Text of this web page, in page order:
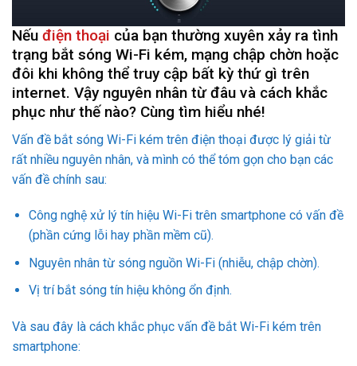
Nếu điện thoại của bạn thường xuyên xảy ra tình
trạng bắt sóng Wi-Fi kém, mạng chập chờn hoặc
đôi khi không thể truy cập bất kỳ thứ gì trên
internet. Vậy nguyên nhân từ đâu và cách khắc
phục như thế nào? Cùng tìm hiểu nhé!
Vấn đề bắt sóng Wi-Fi kém trên điện thoại được lý giải từ
rất nhiều nguyên nhân, và mình có thể tóm gọn cho bạn các
vấn đề chính sau:
Công nghệ xử lý tín hiệu Wi-Fi trên smartphone có vấn đề
(phần cứng lỗi hay phần mềm cũ).
Nguyên nhân từ sóng nguồn Wi-Fi (nhiễu, chập chờn).
Vị trí bắt sóng tín hiệu không ổn định.
Và sau đây là cách khắc phục vấn đề bắt Wi-Fi kém trên
smartphone: